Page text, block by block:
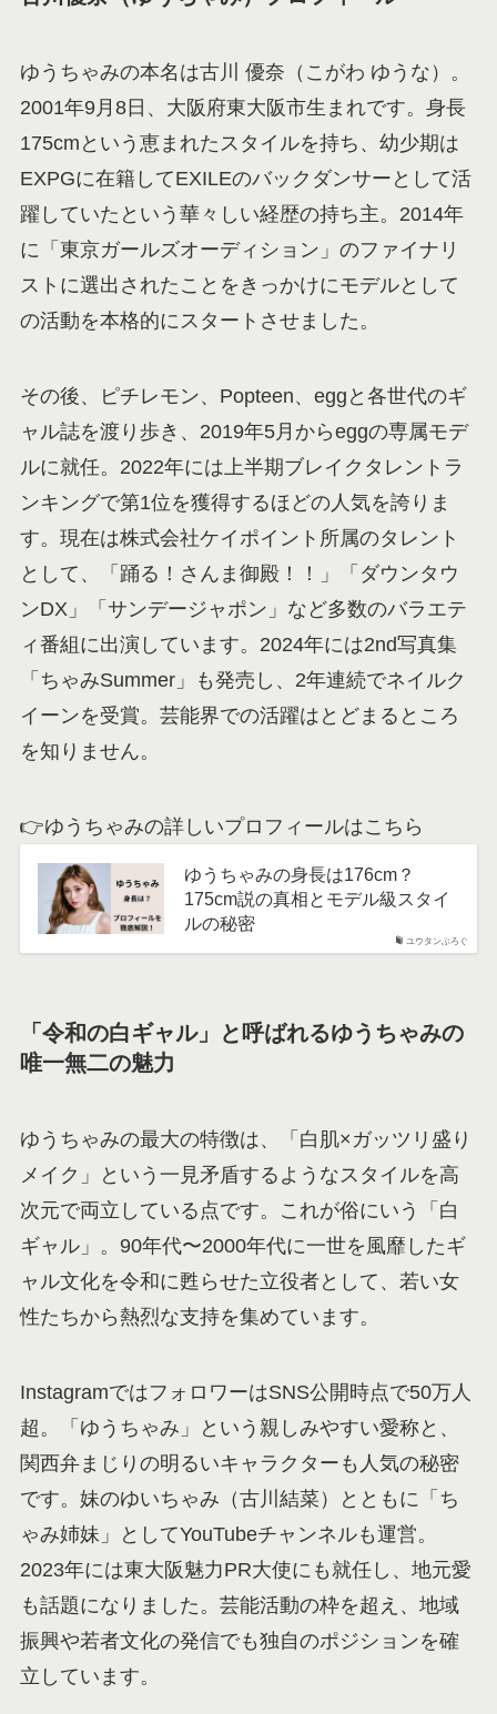
ゆうちゃみの本名は古川 優奈（こがわ ゆうな）。
2001年9月8日、大阪府東大阪市生まれです。身長
175cmという恵まれたスタイルを持ち、幼少期は
EXPGに在籍してEXILEのバックダンサーとして活
躍していたという華々しい経歴の持ち主。2014年
に「東京ガールズオーディション」のファイナリ
ストに選出されたことをきっかけにモデルとして
の活動を本格的にスタートさせました。
その後、ピチレモン、Popteen、eggと各世代のギ
ャル誌を渡り歩き、2019年5月からeggの専属モデ
ルに就任。2022年には上半期ブレイクタレントラ
ンキングで第1位を獲得するほどの人気を誇りま
す。現在は株式会社ケイポイント所属のタレント
として、「踊る！さんま御殿！！」「ダウンタウ
ンDX」「サンデージャポン」など多数のバラエテ
ィ番組に出演しています。2024年には2nd写真集
「ちゃみSummer」も発売し、2年連続でネイルク
イーンを受賞。芸能界での活躍はとどまるところ
を知りません。
👉ゆうちゃみの詳しいプロフィールはこちら
ユウタンぶろぐ
ゆうちゃみの身長は176cm？
175cm説の真相とモデル級スタイ
ルの秘密
「令和の白ギャル」と呼ばれるゆうちゃみの
唯一無二の魅力
ゆうちゃみの最大の特徴は、「白肌×ガッツリ盛り
メイク」という一見矛盾するようなスタイルを高
次元で両立している点です。これが俗にいう「白
ギャル」。90年代〜2000年代に一世を風靡したギ
ャル文化を令和に甦らせた立役者として、若い女
性たちから熱烈な支持を集めています。
InstagramではフォロワーはSNS公開時点で50万人
超。「ゆうちゃみ」という親しみやすい愛称と、
関西弁まじりの明るいキャラクターも人気の秘密
です。妹のゆいちゃみ（古川結菜）とともに「ち
ゃみ姉妹」としてYouTubeチャンネルも運営。
2023年には東大阪魅力PR大使にも就任し、地元愛
も話題になりました。芸能活動の枠を超え、地域
振興や若者文化の発信でも独自のポジションを確
立しています。